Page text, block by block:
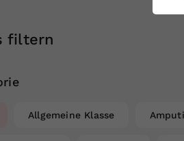
filtern
Allgemeine Klasse